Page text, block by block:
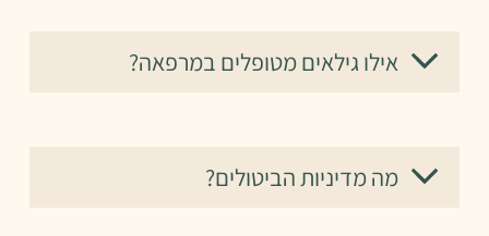
אילו גילאים מטופלים במרפאה?
מה מדיניות הביטולים?